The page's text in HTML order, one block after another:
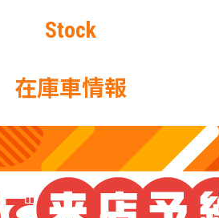
在庫車情報
Stock